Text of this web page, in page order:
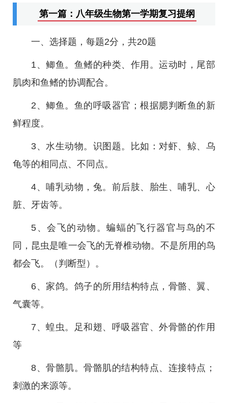
第一篇：八年级生物第一学期复习提纲
一、选择题，每题2分，共20题
1、鲫鱼。鱼鳍的种类、作用。运动时，尾部
肌肉和鱼鳍的协调配合。
2、鲫鱼。鱼的呼吸器官；根据腮判断鱼的新
鲜程度。
3、水生动物。识图题。比如：对虾、鲸、乌
龟等的相同点、不同点。
4、哺乳动物，兔。前后肢、胎生、哺乳、心
脏、牙齿等。
5、会飞的动物。蝙蝠的飞行器官与鸟的不
同，昆虫是唯一会飞的无脊椎动物。不是所用的鸟
都会飞。（判断型）。
6、家鸽。鸽子的所用结构特点，骨骼、翼、
气囊等。
7、蝗虫。足和翅、呼吸器官、外骨骼的作用
等
8、骨骼肌。骨骼肌的结构特点、连接特点；
刺激的来源等。